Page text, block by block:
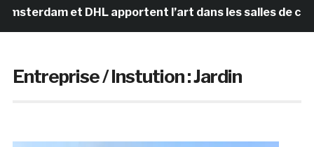
et DHL apportent l’art dans les salles de classe des
Entreprise / Instution :Jardin